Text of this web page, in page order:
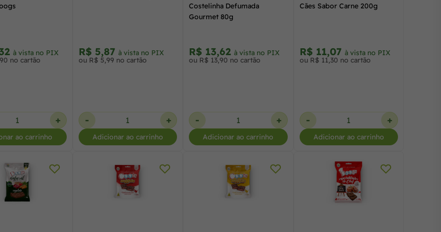
à vista no PIX
no cartão
+
ao carrinho
R$ 5,87 à vista no PIX
ou R$ 5,99 no cartão
- +
Adicionar ao carrinho
Costelinha Defumada
Gourmet 80g
R$ 13,62 à vista no PIX
ou R$ 13,90 no cartão
- +
Adicionar ao carrinho
Cães Sabor Carne 200g
R$ 11,07 à vista no PIX
ou R$ 11,30 no cartão
- +
Adicionar ao carrinho